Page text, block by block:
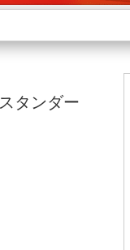
舗サービス
ト取り置き
情報・店舗一覧
タンダー